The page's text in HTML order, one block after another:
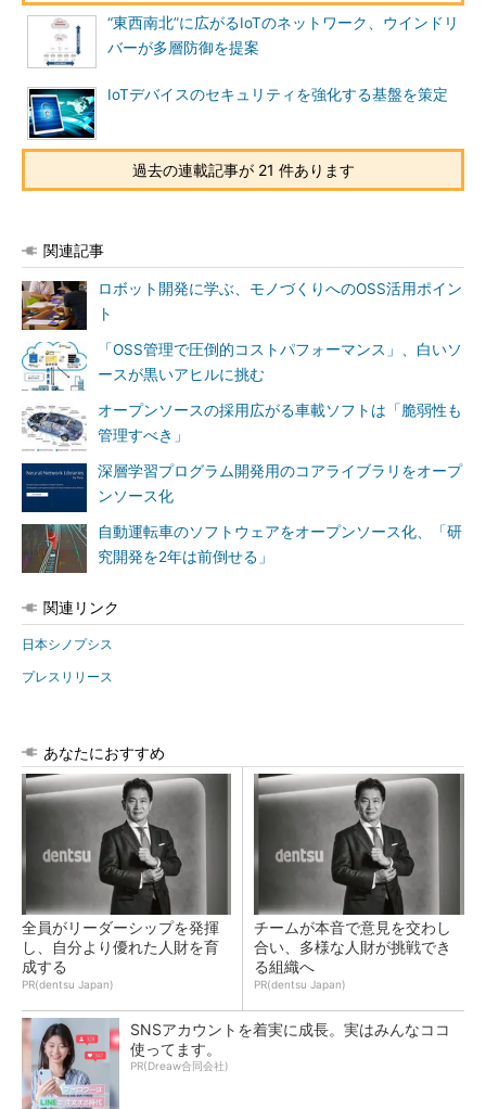
“東西南北”に広がるIoTのネットワーク、ウインドリ
バーが多層防御を提案
IoTデバイスのセキュリティを強化する基盤を策定
過去の連載記事が 21 件あります
関連記事
ロボット開発に学ぶ、モノづくりへのOSS活用ポイン
ト
「OSS管理で圧倒的コストパフォーマンス」、白いソ
ースが黒いアヒルに挑む
オープンソースの採用広がる車載ソフトは「脆弱性も
管理すべき」
深層学習プログラム開発用のコアライブラリをオープ
ンソース化
自動運転車のソフトウェアをオープンソース化、「研
究開発を2年は前倒せる」
関連リンク
日本シノプシス
プレスリリース
あなたにおすすめ
全員がリーダーシップを発揮
し、自分より優れた人財を育
成する
PR(dentsu Japan)
チームが本音で意見を交わし
合い、多様な人財が挑戦でき
る組織へ
PR(dentsu Japan)
SNSアカウントを着実に成長。実はみんなココ
使ってます。
PR(Dreaw合同会社)